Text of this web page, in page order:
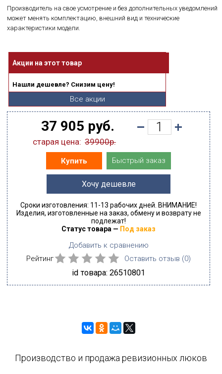
Производитель на свое усмотрение и без дополнительных уведомлений
может менять комплектацию, внешний вид и технические
характеристики модели.
Акции на этот товар
Нашли дешевле? Снизим цену!
Все акции
37 905 руб.
старая цена: 39900р.
Купить Быстрый заказ
Хочу дешевле
Сроки изготовления: 11-13 рабочих дней. ВНИМАНИЕ!
Изделия, изготовленные на заказ, обмену и возврату не
подлежат!
Статус товара — Под заказ
Добавить к сравнению
Рейтинг
Оставить отзыв (0)
id товара: 26510801
Производство и продажа ревизионных люков